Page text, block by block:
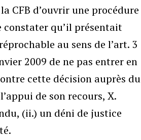
CFB d’ouvrir une procédure
qu’il présentait
au sens de l’art. 3
2009 de ne pas entrer en
cette décision auprès du
de son recours, X.
(ii.) un déni de justice